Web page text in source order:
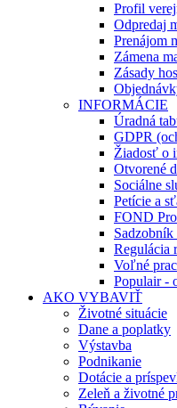
Profil
Odpredaj
Prenájom
Zámena
Zásady
INFORMÁCIE
Úradná
GDPR
Žiadosť o
Otvorené
Sociálne
Petície a
FOND
Regulácia
Voľné
Populair -
AKO VYBAVIŤ
Životné situácie
Dane a poplatky
Výstavba
Podnikanie
Dotácie a
Zeleň a životné